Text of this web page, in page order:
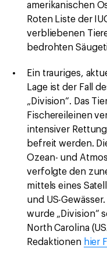
amerikanischen
Roten Liste der
verbliebenen
bedrohten
Ein trauriges,
Lage ist der Fall
„Division“. Das
Fischereileinen
intensiver
befreit werden.
Ozean- und
verfolgte den
mittels eines
und US-
wurde „Division“
North Carolina
Redaktionen hier